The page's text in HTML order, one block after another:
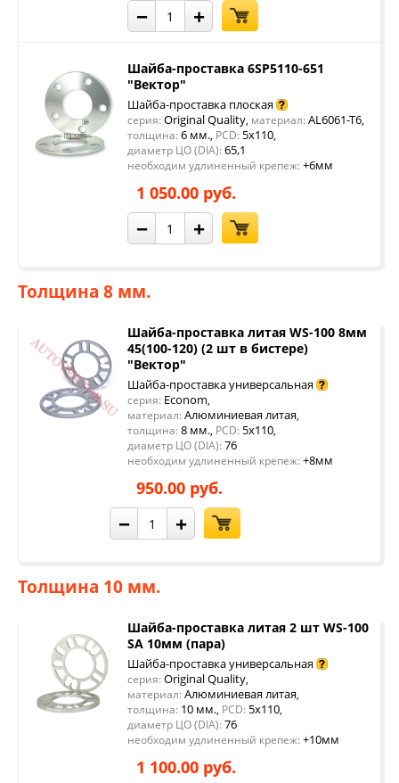
− +
Шайба-проставка 6SP5110-651
"Вектор"
Шайба-проставка плоская
серия: Original Quality, материал: AL6061-T6,
толщина: 6 мм., PCD: 5x110,
диаметр ЦО (DIA): 65,1
необходим удлиненный крепеж: +6мм
1 050.00 руб.
− +
Толщина 8 мм.
Шайба-проставка литая WS-100 8мм
45(100-120) (2 шт в бистере)
"Вектор"
Шайба-проставка универсальная
серия: Econom,
материал: Алюминиевая литая,
толщина: 8 мм., PCD: 5x110,
диаметр ЦО (DIA): 76
необходим удлиненный крепеж: +8мм
950.00 руб.
− +
Толщина 10 мм.
Шайба-проставка литая 2 шт WS-100
SA 10мм (пара)
Шайба-проставка универсальная
серия: Original Quality,
материал: Алюминиевая литая,
толщина: 10 мм., PCD: 5x110,
диаметр ЦО (DIA): 76
необходим удлиненный крепеж: +10мм
1 100.00 руб.